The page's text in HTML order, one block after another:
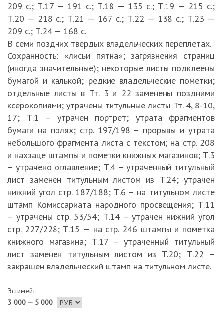
209 c.; Т.17 — 191 c.; Т.18 — 135 c.; Т.19 — 215 c.;
Т.20 — 218 c.; Т.21 — 167 c.; Т.22 — 138 c.; Т.23 —
209 c.; Т.24 — 168 c.
В семи поздних твердых владельческих переплетах.
Сохранность: «лисьи пятна»; загрязнения страниц
(иногда значительные); некоторые листы подклеены
бумагой и калькой; редкие владельческие пометки;
отдельные листы в Тт. 3 и 22 заменены поздними
ксерокопиями; утрачены титульные листы Тт. 4, 8-10,
17; Т.1 – утрачен портрет; утрата фрагментов
бумаги на полях; стр. 197/198 – прорывы и утрата
небольшого фрагмента листа с текстом; на стр. 208
и нахзаце штампы и пометки книжных магазинов; Т.3
– утрачено оглавление; Т.4 – утраченный титульный
лист заменен титульным листом из Т.24; утрачен
нижний угол стр. 187/188; Т.6 – на титульном листе
штамп Комиссариата народного просвещения; Т.11
– утрачены стр. 53/54; Т.14 – утрачен нижний угол
стр. 227/228; Т.15 — на стр. 246 штампы и пометка
книжного магазина; Т.17 – утраченный титульный
лист заменен титульным листом из Т.20; Т.22 –
закрашен владельческий штамп на титульном листе.
Эстимейт:
3 000 — 5 000